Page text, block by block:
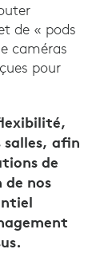
de « pods
caméras
pour
afin
de
de nos